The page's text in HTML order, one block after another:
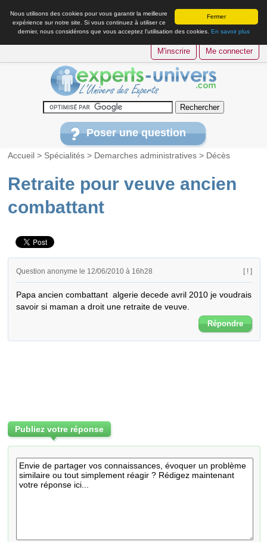
Fermer
Nous utilisons des cookies pour vous garantir la meilleure
expérience sur notre site. Si vous continuez à utiliser ce
dernier, nous considérons que vous acceptez l’utilisation des cookies. En savoir plus
M'inscrire Me connecter
Poser une question
Accueil > Spécialités > Demarches administratives > Décès
Retraite pour veuve ancien
combattant
Question anonyme le 12/06/2010 à 16h28 [ ! ]
Papa ancien combattant  algerie decede avril 2010 je voudrais
savoir si maman a droit une retraite de veuve.
Répondre
Publiez votre réponse